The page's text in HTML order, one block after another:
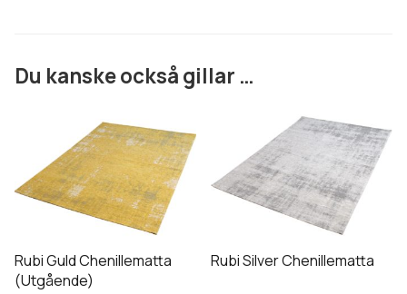
Du kanske också gillar …
Rubi Guld Chenillematta
(Utgående)
produkten
har
De
olika
Rubi Silver Chenillematta
produkten
har
De